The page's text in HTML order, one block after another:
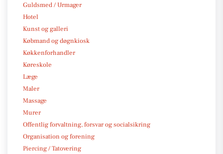
Guldsmed / Urmager
Hotel
Kunst og galleri
Købmand og døgnkiosk
Køkkenforhandler
Køreskole
Læge
Maler
Massage
Murer
Offentlig forvaltning, forsvar og socialsikring
Organisation og forening
Piercing / Tatovering